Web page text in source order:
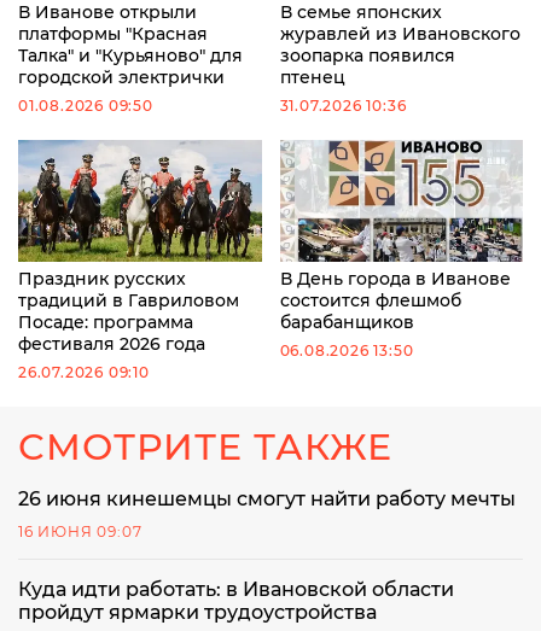
В Иванове открыли
платформы "Красная
Талка" и "Курьяново" для
городской электрички
01.08.2026 09:50
В семье японских
журавлей из Ивановского
зоопарка появился
птенец
31.07.2026 10:36
Праздник русских
традиций в Гавриловом
Посаде: программа
фестиваля 2026 года
26.07.2026 09:10
В День города в Иванове
состоится флешмоб
барабанщиков
06.08.2026 13:50
СМОТРИТЕ ТАКЖЕ
26 июня кинешемцы смогут найти работу мечты
16 ИЮНЯ 09:07
Куда идти работать: в Ивановской области
пройдут ярмарки трудоустройства